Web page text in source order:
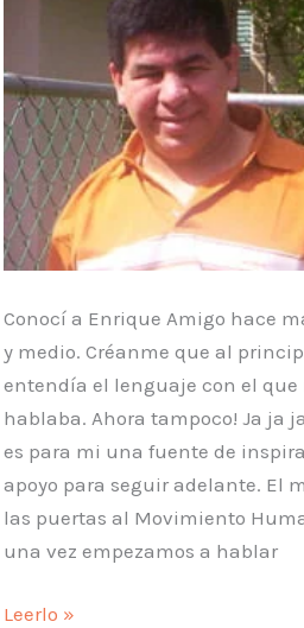
Conocí a Enrique Amigo hace
y medio. Créanme que al
entendía el lenguaje con el que
hablaba. Ahora tampoco! Ja ja
es para mi una fuente de
apoyo para seguir adelante. El
las puertas al Movimiento
una vez empezamos a hablar
¿Como
Leerlo »